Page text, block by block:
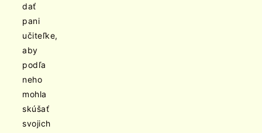
dať
pani
učiteľke,
aby
podľa
neho
mohla
skúšať
svojich